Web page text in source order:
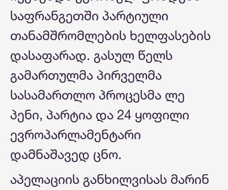
საფრანგეთში პარტიული
თანამშრომლების ხელფასების
დასაფარად. გასულ წელს
გამართულმა პირველმა
სასამართლო პროცესმა ლე
პენი, პარტია და 24 ყოფილი
ევროპარლამენტარი
დამნაშავედ ცნო.
აპელაციის განხილვისას მარინ